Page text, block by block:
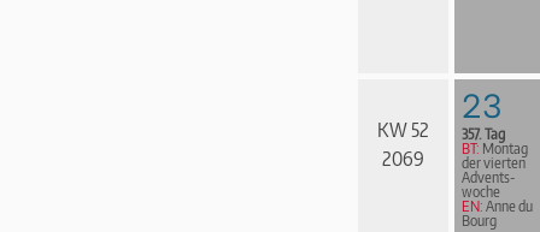
KW 52
2069
23
357. Tag
BT: Montag
der vierten
Advents­
woche
EN: Anne du
Bourg